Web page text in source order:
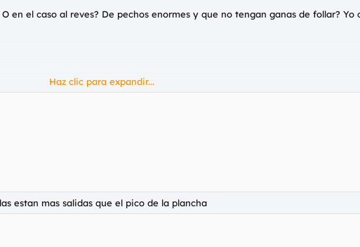
en el caso al reves? De pechos enormes y que no tengan ganas de follar?
Haz clic para expandir...
estan mas salidas que el pico de la plancha